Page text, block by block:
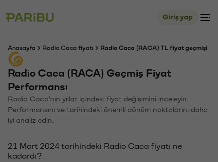
Giriş yap
Anasayfa Radio Caca fiyatı Radio Caca (RACA) TL fiyat geçmişi
Radio Caca (RACA) Geçmiş Fiyat
Performansı
Radio Caca'nın yıllar içindeki fiyat değişimini inceleyin.
Performansını ve tarihindeki önemli dönüm noktalarını daha
iyi analiz edin.
21 Mart 2024 tarihindeki Radio Caca fiyatı ne
kadardı?